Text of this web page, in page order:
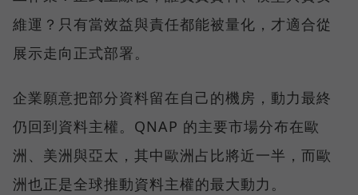
維運？只有當效益與責任都能被量化，才適合從
展示走向正式部署。
企業願意把部分資料留在自己的機房，動力最終
仍回到資料主權。QNAP 的主要市場分布在歐
洲、美洲與亞太，其中歐洲占比將近一半，而歐
洲也正是全球推動資料主權的最大動力。